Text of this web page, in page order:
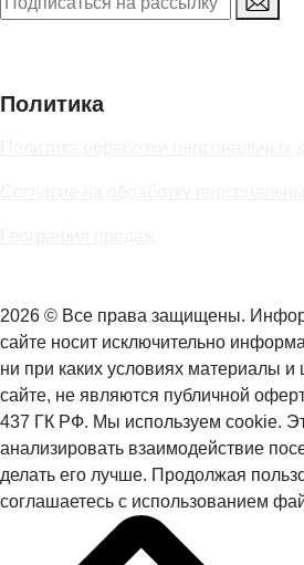
Политика
2026 © Все права защищены.
сайте носит исключительно
ни при каких условиях материалы
сайте, не являются публичной
437 ГК РФ. Мы используем cookie.
анализировать взаимодействие
делать его лучше. Продолжая
соглашаетесь с использованием